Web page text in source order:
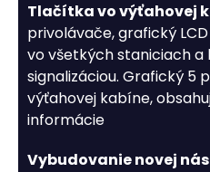
Tlačítka vo výťahovej
privolávače, grafický
vo všetkých staniciach a
signalizáciou. Grafický 5
výťahovej kabíne,
informácie
Vybudovanie novej